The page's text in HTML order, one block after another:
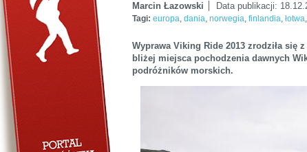
Marcin Łazowski Data publikacji:
Tagi: europa, dania, norwegia, finlandia, łotwa,
Wyprawa Viking Ride 2013 zrodziła się
bliżej miejsca pochodzenia dawnych
podróżników morskich.